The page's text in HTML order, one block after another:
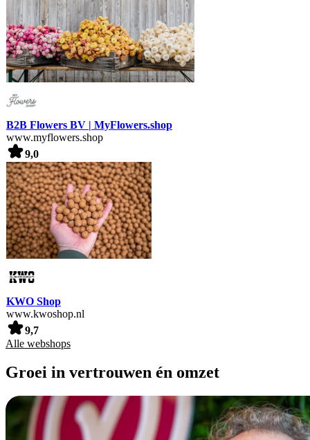
B2B Flowers BV | MyFlowers.shop
www.myflowers.shop
9,0
KWO Shop
www.kwoshop.nl
9,7
Alle webshops
Groei in vertrouwen én omzet